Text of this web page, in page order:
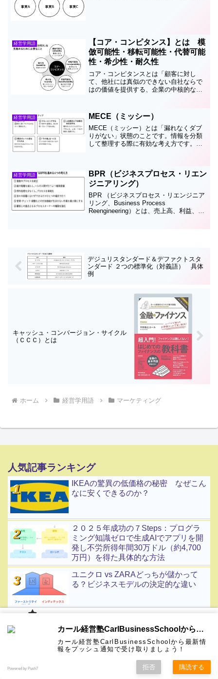
経営学用語
【コア・コンピタンス】とは 模
倣可能性・移転可能性・代替可能
性・希少性・耐久性
コア・コンピタンスとは「顧客に対し
て、他社には真似のできない自社ならで
はの価値を提供する、企業の中核的な
ルのゲイリー・ハメル客員教授とミシガ
ン大学ビジネススクールのC.K.プラハラ
ード教授の二人が提唱したのがコア・コ
ンピタンスという概念です。
経営学用語 MECE（ミッシー）
MECE（ミッシー）とは「漏れなくダブ
りがない」状態のことです。情報を分類
して整理する際に有効な考え方です。例
人軍」としたらどうでし...
経営学用語
BPR（ビジネスプロセス・リエン
ジニアリング）
BPR （ビジネスプロセス・リエンジニア
リング、Business Process
Reengineering）とは、売上高、利益、顧
デジュリスタンダード＆デファクトスタ
ンダード ２つの標準化（対義語） 具体
例
キャッシュ・コンバージョン・サイクル
（ＣＣＣ）とは
ホーム 経営学用語 マーケティング
人気記事ランキング
IKEAの驚異の低価格の秘密 なぜこん
なに安くできるのか？
２０２５年成功の７Steps：プログラ
ミング知識ゼロで生成AIでアプリを開
発し不労所得年間30万ドル（約4,700
万円）を得た具体的な方法
ユニクロ vs ZARAどっちが儲かって
る？ビジネスモデルの決定的な違い
ルイ・ヴィトンを創業したのは貧しい
ホームレス少年だった！
ばれまし
コンサル
ティング
経営学用
語集
認定コン
サルタン
無料メル
マガ！
★カール
経営塾動
お問い合
わせ
★熱海風
水＆グリ
プライバ
カール経営塾CarlBusinessSchoolから通知を受け取る
カール経営塾CarlBusinessSchoolから最新情
報をプッシュ通知で受け取りましょう！
Powered by Push7 拒否 購読する